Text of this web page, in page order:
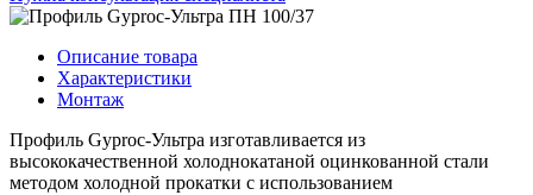
Описание товара
Характеристики
Монтаж
Профиль Gyproc-Ультра изготавливается из
высококачественной холоднокатаной оцинкованной стали
методом холодной прокатки с использованием